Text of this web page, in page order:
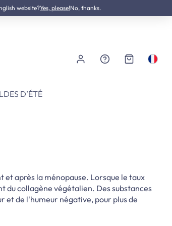
website?Yes, please!No, thanks.
Testé dermatologiquement
D’ÉTÉ
et après la ménopause. Lorsque le taux
du collagène végétalien. Des substances
et de l'humeur négative, pour plus de